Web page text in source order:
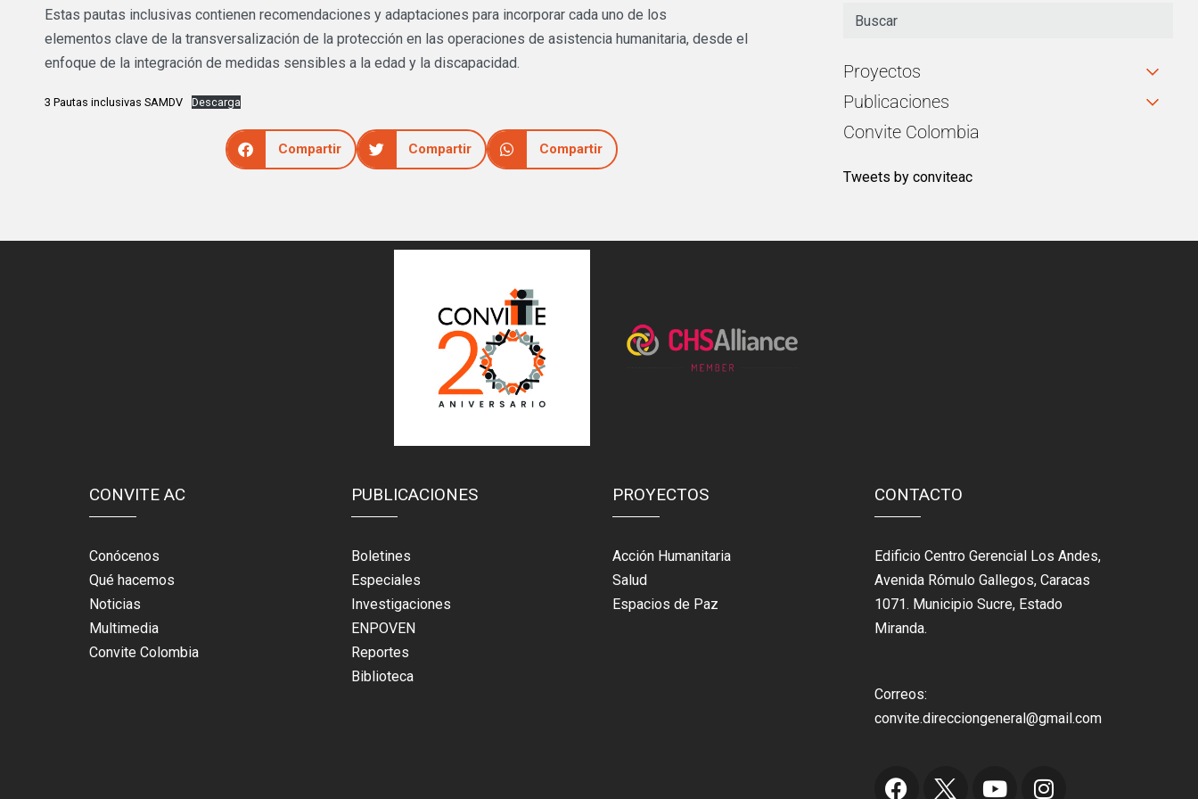
Estas pautas inclusivas contienen recomendaciones y adaptaciones para incorporar cada uno de los
elementos clave de la transversalización de la protección en las operaciones de asistencia humanitaria, desde el
enfoque de la integración de medidas sensibles a la edad y la discapacidad.
3 Pautas inclusivas SAMDV Descarga
Compartir Compartir Compartir
Proyectos
Publicaciones
Convite Colombia
Tweets by conviteac
CONVITE AC
Conócenos
Qué hacemos
Noticias
Multimedia
Convite Colombia
PUBLICACIONES
Boletines
Especiales
Investigaciones
ENPOVEN
Reportes
Biblioteca
PROYECTOS
Acción Humanitaria
Salud
Espacios de Paz
CONTACTO
Edificio Centro Gerencial Los Andes,
Avenida Rómulo Gallegos, Caracas
1071. Municipio Sucre, Estado
Miranda.
Correos:
convite.direcciongeneral@gmail.com